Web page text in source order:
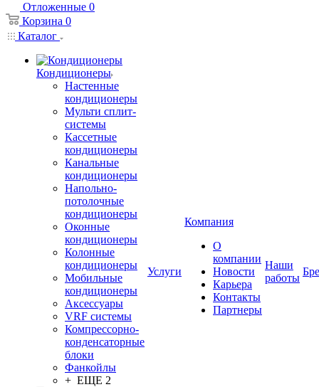
Отложенные 0
Корзина 0
Каталог
Кондиционеры
Настенные
кондиционеры
Мульти сплит-
системы
Кассетные
кондиционеры
Канальные
кондиционеры
Напольно-
потолочные
кондиционеры
Оконные
кондиционеры
Колонные
кондиционеры
Мобильные
кондиционеры
Аксессуары
VRF системы
Компрессорно-
конденсаторные
блоки
Фанкойлы
+ ЕЩЕ 2
Услуги
Компания
О
компании
Новости
Карьера
Контакты
Партнеры
Наши
работы